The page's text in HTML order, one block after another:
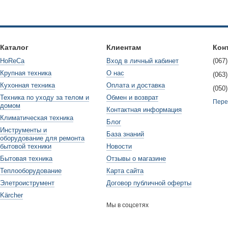
вращения ножа некоторые ручки регулировки имеют
равномерно и добиться желаемого результата.
регулировки
ручки регулировки – изменение скорости вращения ножа
который необходимо смешать или растереть. Также некоторые
ножа, что особенно полезно при смешивании густой или
помогает обеспечить безопасность пользователя. Например,
Это особенно важно, когда блендер хранится в
когда устройство работает или когда его нужно
скорости и мощности блендера некоторые ручки
отображающий текущую скорость работы или время
Каталог
HoReCa
Крупная техника
Кухонная техника
Техника по уходу за телом и
домом
Климатическая техника
Инструменты и
оборудование для ремонта
бытовой техники
Бытовая техника
Теплооборудование
Элетроиструмент
Kärcher
Клиентам
Вход в личный кабинет
О нас
Оплата и доставка
Обмен и возврат
Контактная информация
Блог
База знаний
Новости
Отзывы о магазине
Карта сайта
Договор публичной оферты
Мы в соцсетях